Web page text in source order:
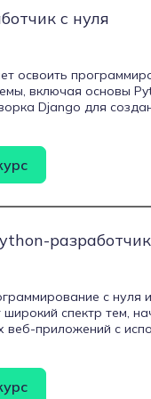
с нуля
освоить
включая основы
Django для
включает 11
на практике.
разработчик
с нуля
спектр тем,
веб-приложений с
в гибком
или учебой.